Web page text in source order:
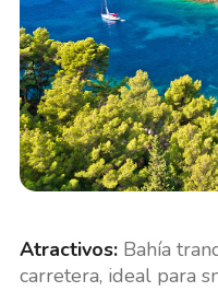
Atractivos:Bahía
carretera, ideal para